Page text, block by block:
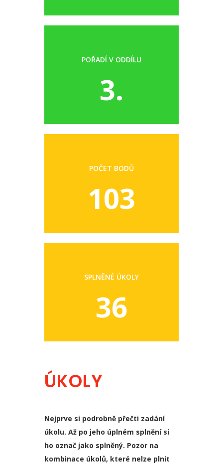
POŘADÍ V ODDÍLU
3.
POČET BODŮ
103
SPLNĚNÉ ÚKOLY
36
ÚKOLY
Nejprve si podrobně přečti zadání
úkolu. Až po jeho úplném splnění si
ho označ jako splněný. Pozor na
kombinace úkolů, které nelze plnit